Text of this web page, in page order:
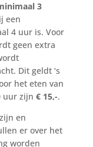
3
een
4 uur is. Voor
geen extra
Dit geldt ‘s
het eten van
uur zijn € 15,-.
en
er over het
worden